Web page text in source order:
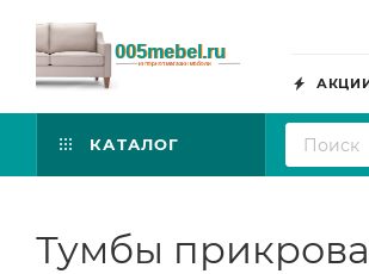
КАТАЛОГ
Тумбы